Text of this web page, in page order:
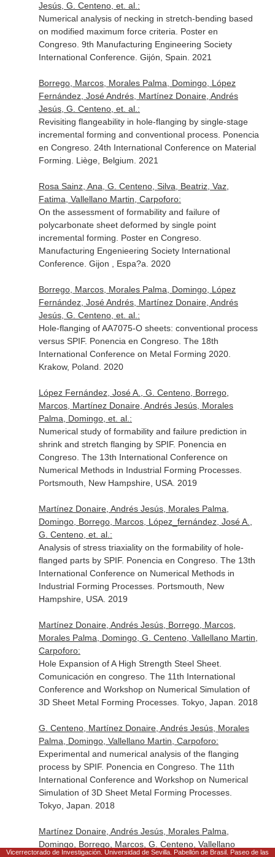
Jesús, G. Centeno, et. al.:
Numerical analysis of necking in stretch-bending based
on modified maximum force criteria. Poster en
Congreso. 9th Manufacturing Engineering Society
International Conference. Gijón, Spain. 2021
Borrego, Marcos, Morales Palma, Domingo, López
Fernández, José Andrés, Martínez Donaire, Andrés
Jesús, G. Centeno, et. al.:
Revisiting flangeability in hole-flanging by single-stage
incremental forming and conventional process. Ponencia
en Congreso. 24th International Conference on Material
Forming. Liège, Belgium. 2021
Rosa Sainz, Ana, G. Centeno, Silva, Beatriz, Vaz,
Fatima, Vallellano Martin, Carpoforo:
On the assessment of formability and failure of
polycarbonate sheet deformed by single point
incremental forming. Poster en Congreso.
Manufacturing Engenieering Society International
Conference. Gijon , Espa?a. 2020
Borrego, Marcos, Morales Palma, Domingo, López
Fernández, José Andrés, Martínez Donaire, Andrés
Jesús, G. Centeno, et. al.:
Hole-flanging of AA7075-O sheets: conventional process
versus SPIF. Ponencia en Congreso. The 18th
International Conference on Metal Forming 2020.
Krakow, Poland. 2020
López Fernández, José A., G. Centeno, Borrego,
Marcos, Martínez Donaire, Andrés Jesús, Morales
Palma, Domingo, et. al.:
Numerical study of formability and failure prediction in
shrink and stretch flanging by SPIF. Ponencia en
Congreso. The 13th International Conference on
Numerical Methods in Industrial Forming Processes.
Portsmouth, New Hampshire, USA. 2019
Martínez Donaire, Andrés Jesús, Morales Palma,
Domingo, Borrego, Marcos, López_fernández, José A.,
G. Centeno, et. al.:
Analysis of stress triaxiality on the formability of hole-
flanged parts by SPIF. Ponencia en Congreso. The 13th
International Conference on Numerical Methods in
Industrial Forming Processes. Portsmouth, New
Hampshire, USA. 2019
Martínez Donaire, Andrés Jesús, Borrego, Marcos,
Morales Palma, Domingo, G. Centeno, Vallellano Martin,
Carpoforo:
Hole Expansion of A High Strength Steel Sheet.
Comunicación en congreso. The 11th International
Conference and Workshop on Numerical Simulation of
3D Sheet Metal Forming Processes. Tokyo, Japan. 2018
G. Centeno, Martínez Donaire, Andrés Jesús, Morales
Palma, Domingo, Vallellano Martin, Carpoforo:
Experimental and numerical analysis of the flanging
process by SPIF. Ponencia en Congreso. The 11th
International Conference and Workshop on Numerical
Simulation of 3D Sheet Metal Forming Processes.
Tokyo, Japan. 2018
Martínez Donaire, Andrés Jesús, Morales Palma,
Domingo, Borrego, Marcos, G. Centeno, Vallellano
Vicerrectorado de Investigación. Universidad de Sevilla. Pabellón de Brasil. Paseo de las